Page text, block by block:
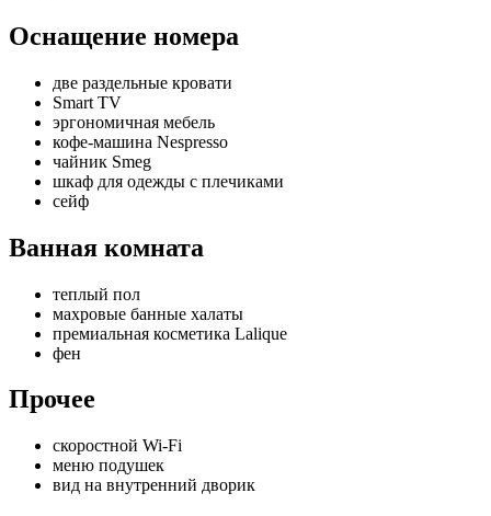
Оснащение номера
две раздельные кровати
Smart TV
эргономичная мебель
кофе-машина Nespresso
чайник Smeg
шкаф для одежды с плечиками
сейф
Ванная комната
теплый пол
махровые банные халаты
премиальная косметика Lalique
фен
Прочее
скоростной Wi-Fi
меню подушек
вид на внутренний дворик